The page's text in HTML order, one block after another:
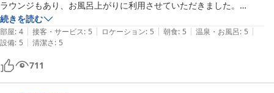
ラウンジもあり、お風呂上がりに利用させていただきました。
朝食もとても美味しかったです。
次は夕食もいただきたいと思います。
またお邪魔します。
続きを読む
部屋: 4 | 接客・サービス: 5 | ロケーション: 5 | 朝食: 5 | 温泉・お風呂: 5 |
設備: 5 | 清潔さ: 5
711